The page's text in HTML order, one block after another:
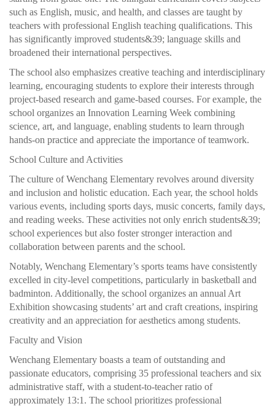
such as English, music, and health, and classes are taught by
teachers with professional English teaching qualifications. This
has significantly improved students&39; language skills and
broadened their international perspectives.
The school also emphasizes creative teaching and interdisciplinary
learning, encouraging students to explore their interests through
project-based research and game-based courses. For example, the
school organizes an Innovation Learning Week combining
science, art, and language, enabling students to learn through
hands-on practice and appreciate the importance of teamwork.
School Culture and Activities
The culture of Wenchang Elementary revolves around diversity
and inclusion and holistic education. Each year, the school holds
various events, including sports days, music concerts, family days,
and reading weeks. These activities not only enrich students&39;
school experiences but also foster stronger interaction and
collaboration between parents and the school.
Notably, Wenchang Elementary’s sports teams have consistently
excelled in city-level competitions, particularly in basketball and
badminton. Additionally, the school organizes an annual Art
Exhibition showcasing students’ art and craft creations, inspiring
creativity and an appreciation for aesthetics among students.
Faculty and Vision
Wenchang Elementary boasts a team of outstanding and
passionate educators, comprising 35 professional teachers and six
administrative staff, with a student-to-teacher ratio of
approximately 13:1. The school prioritizes professional